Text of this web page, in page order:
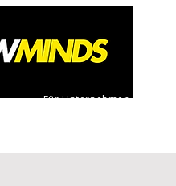
Für Unternehmen